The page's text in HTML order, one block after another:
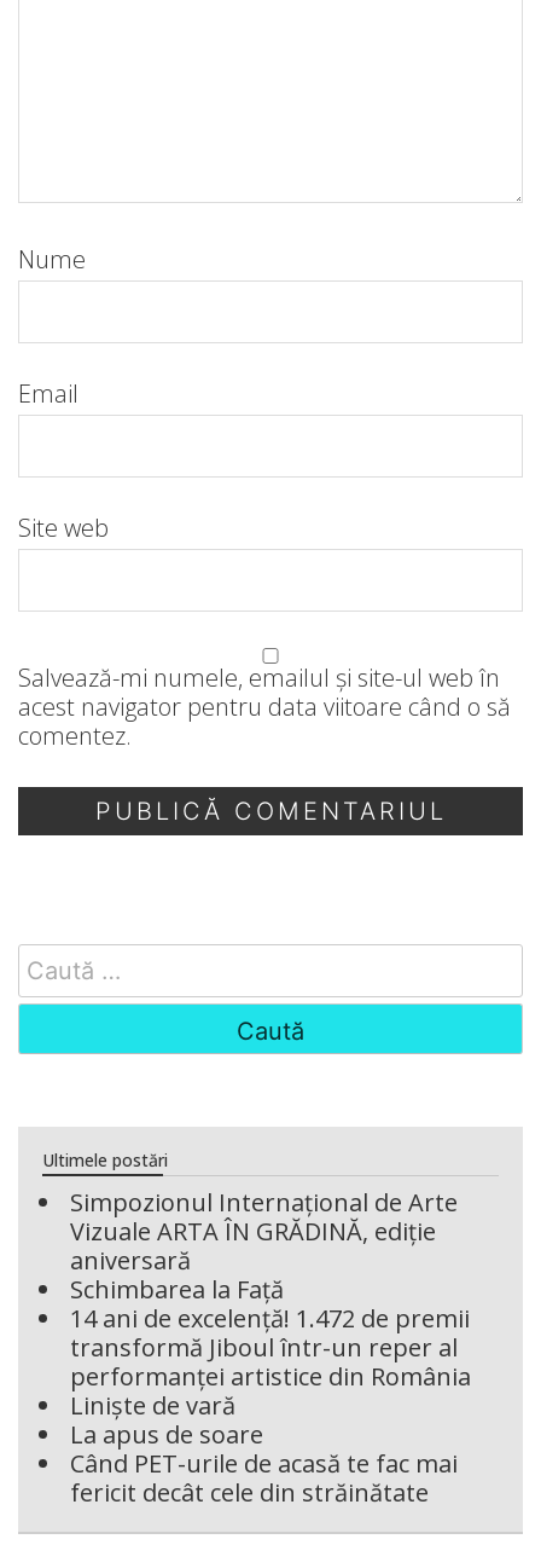
Nume
Email
Site web
Salvează-mi numele, emailul și site-ul web în
acest navigator pentru data viitoare când o să
comentez.
Search
for:
Ultimele postări
Simpozionul Internațional de Arte
Vizuale ARTA ÎN GRĂDINĂ, ediție
aniversară
Schimbarea la Față
14 ani de excelență! 1.472 de premii
transformă Jiboul într-un reper al
performanței artistice din România
Liniște de vară
La apus de soare
Când PET-urile de acasă te fac mai
fericit decât cele din străinătate